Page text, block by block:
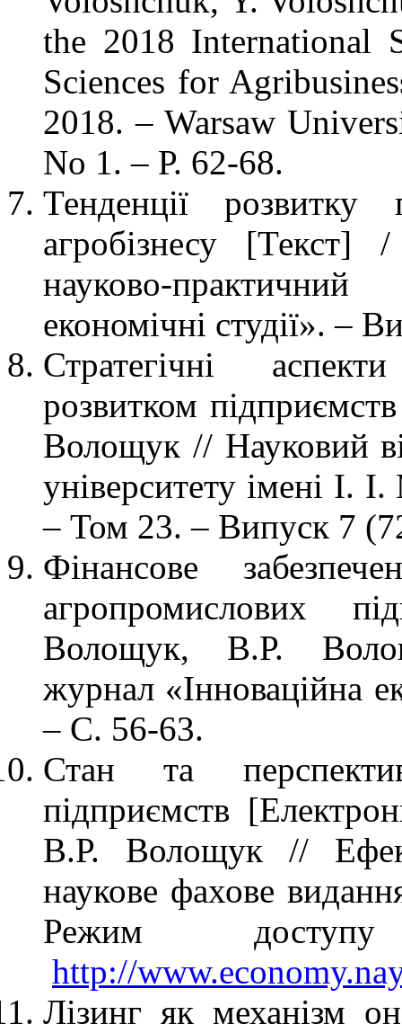
the 2018 International
Sciences for
2018. – Warsaw
No 1. – Р. 62-68.
Тенденції розвитку
агробізнесу
науково-
економічні студії». –
Стратегічні
розвитком
Волощук // Науковий
університету імені І.
– Том 23. – Випуск 7
Фінансове
агропромислових
Волощук, В.Р.
журнал «Інноваційна
– С. 56-63.
Стан та
підприємств
В.Р. Волощук //
наукове фахове
Режим
http://
Лізинг як механізм